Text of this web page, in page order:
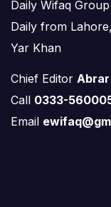
Daily Wifaq Group
Daily from
Yar Khan
Chief Editor
Call 0333-
Email